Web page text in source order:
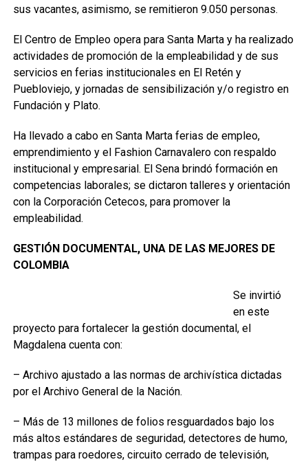
sus vacantes, asimismo, se remitieron 9.050 personas.
El Centro de Empleo opera para Santa Marta y ha realizado
actividades de promoción de la empleabilidad y de sus
servicios en ferias institucionales en El Retén y
Puebloviejo, y jornadas de sensibilización y/o registro en
Fundación y Plato.
Ha llevado a cabo en Santa Marta ferias de empleo,
emprendimiento y el Fashion Carnavalero con respaldo
institucional y empresarial. El Sena brindó formación en
competencias laborales; se dictaron talleres y orientación
con la Corporación Cetecos, para promover la
empleabilidad.
GESTIÓN DOCUMENTAL, UNA DE LAS MEJORES DE
COLOMBIA
Se invirtió
en este
proyecto para fortalecer la gestión documental, el
Magdalena cuenta con:
– Archivo ajustado a las normas de archivística dictadas
por el Archivo General de la Nación.
– Más de 13 millones de folios resguardados bajo los
más altos estándares de seguridad, detectores de humo,
trampas para roedores, circuito cerrado de televisión,